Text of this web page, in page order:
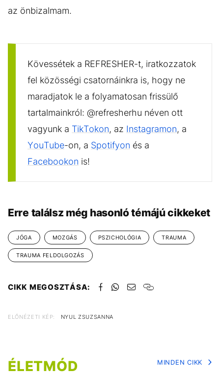
az önbizalmam.
Kövessétek a REFRESHER-t, iratkozzatok
fel közösségi csatornáinkra is, hogy ne
maradjatok le a folyamatosan frissülő
tartalmainkról: @refresherhu néven ott
vagyunk a TikTokon, az Instagramon, a
YouTube-on, a Spotifyon és a
Facebookon is!
Erre találsz még hasonló témájú cikkeket
JÓGA MOZGÁS PSZICHOLÓGIA TRAUMA
TRAUMA FELDOLGOZÁS
CIKK MEGOSZTÁSA:
ELŐNÉZETI KÉP: NYUL ZSUZSANNA
ÉLETMÓD MINDEN CIKK